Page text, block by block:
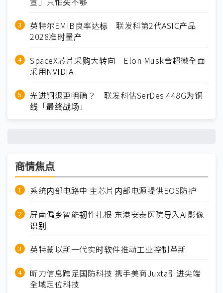
英特尔EMIB良率达标 联发科第2代ASIC产品
2028准时量产
SpaceX芯片采购大转向 Elon Musk舍超微全面
采用NVIDIA
光进铜退更明确？ 联发科估SerDes 448G为铜
线「最终战场」
商情焦点
系统内部电路中 主芯片内部电源提供EOS防护
屏南偏乡智能韧性扎根 东港安泰医院导入AI影像
识别
英特蒙以新一代实时软件推动工业控制革新
昕力信息跨足国防科技 携手美商Juxta引进尖端
全域定位科技